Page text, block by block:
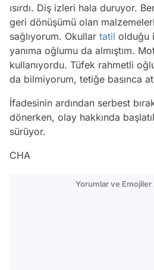
ısırdı. Diş izleri hala duruyor.
geri dönüşümü olan
sağlıyorum. Okullar tatil olduğu
yanıma oğlumu da almıştım.
kullanıyordu. Tüfek rahmetli
da bilmiyorum, tetiğe basınca
İfadesinin ardından serbest
dönerken, olay hakkında
sürüyor.
CHA
Yorumlar ve Emojiler